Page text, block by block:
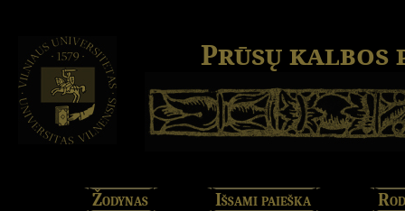
Prūsų kalbos
Žodynas Išsami paieška